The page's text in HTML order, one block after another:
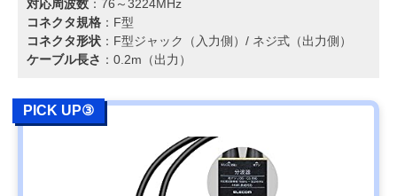
対応周波数 ：76～3224MHz
コネクタ規格 ：F型
コネクタ形状 ：F型ジャック（入力側）/ ネジ式（出力側）
ケーブル長さ ：0.2m（出力）
PICK UP③